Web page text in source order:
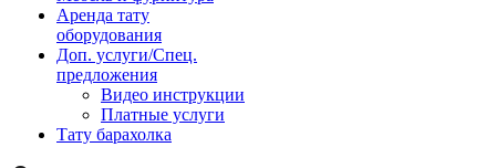
Аренда тату
оборудования
Доп. услуги/Спец.
предложения
Видео инструкции
Платные услуги
Тату барахолка